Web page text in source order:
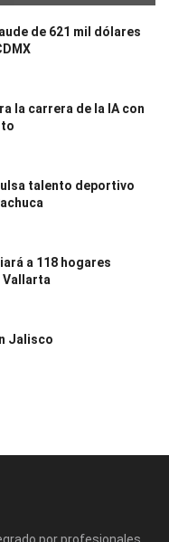
de 621 mil dólares
la carrera de la IA con
talento deportivo
a 118 hogares
Vallarta
Jalisco